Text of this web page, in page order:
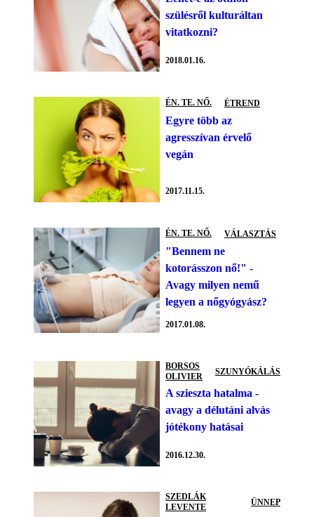
szülésről kulturáltan
vitatkozni?
2018.01.16.
ÉN. TE. NŐ. ÉTREND
Egyre több az
agresszívan érvelő
vegán
2017.11.15.
ÉN. TE. NŐ. VÁLASZTÁS
"Bennem ne
kotorásszon nő!" -
Avagy milyen nemű
legyen a nőgyógyász?
2017.01.08.
BORSOS
OLIVIER
SZUNYÓKÁLÁS
A szieszta hatalma -
avagy a délutáni alvás
jótékony hatásai
2016.12.30.
SZEDLÁK
LEVENTE
ÜNNEP